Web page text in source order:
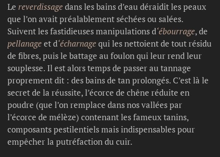
Le reverdissagedans les bains d’eau déraidit les peaux
que l’on avait préalablement séchées ou salées.
Suivent les fastidieuses manipulations d‘ébourrage, de
pellanageet d‘écharnagequi les nettoient de tout résidu
de fibres, puis le battage au foulon qui leur rend leur
souplesse. Il est alors temps de passer au tannage
proprement dit : des bains de tan prolongés. C’est là le
secret de la réussite, l’écorce de chêne réduite en
poudre (que l’on remplace dans nos vallées par
l’écorce de mélèze) contenant les fameux tanins,
composants pestilentiels mais indispensables pour
empêcher la putréfaction du cuir.